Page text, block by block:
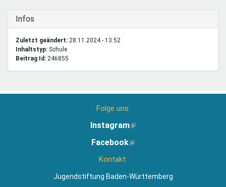
Ausblenden
Infos
Zuletzt geändert: 28.11.2024 - 13:52
Inhaltstyp:
schule
Beitrag Id: 246855
Folge uns:
Instagram(Link
extern)
Facebook(Link
Kontakt:
Jugendstiftung Baden-Württemberg